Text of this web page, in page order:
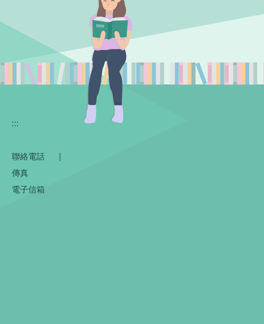
:::
聯絡電話
|
傳真
電子信箱